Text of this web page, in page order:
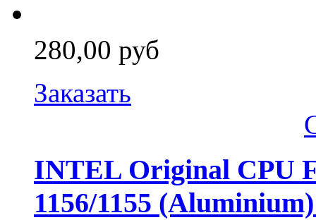
280,00 руб
Заказать
INTEL Original CPU
1156/1155